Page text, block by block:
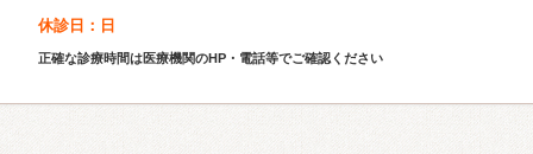
休診日：日
正確な診療時間は医療機関のHP・電話等でご確認ください